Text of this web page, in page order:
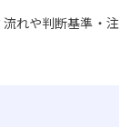
れや判断基準・注